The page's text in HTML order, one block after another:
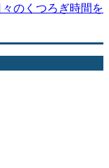
のくつろぎ時間を